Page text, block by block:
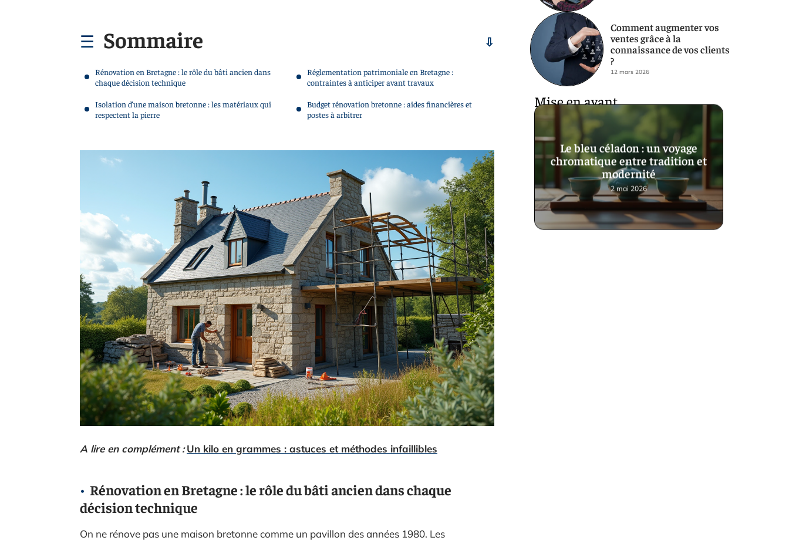
Sommaire
Rénovation en Bretagne : le rôle du bâti ancien dans
chaque décision technique
Isolation d’une maison bretonne : les matériaux qui
respectent la pierre
Réglementation patrimoniale en Bretagne :
contraintes à anticiper avant travaux
Budget rénovation bretonne : aides financières et
postes à arbitrer
A lire en complément : Un kilo en grammes : astuces et méthodes infaillibles
Rénovation en Bretagne : le rôle du bâti ancien dans chaque
décision technique
On ne rénove pas une maison bretonne comme un pavillon des années 1980. Les
Comment augmenter vos
ventes grâce à la
connaissance de vos clients
?
12 mars 2026
Mise en avant
Le bleu céladon : un voyage
chromatique entre tradition et
modernité
2 mai 2026